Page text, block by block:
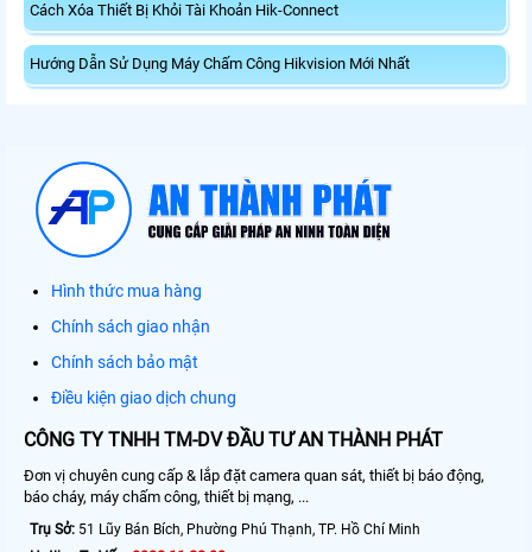
Cách Xóa Thiết Bị Khỏi Tài Khoản Hik-Connect
Hướng Dẫn Sử Dụng Máy Chấm Công Hikvision Mới Nhất
Hình thức mua hàng
Chính sách giao nhận
Chính sách bảo mật
Điều kiện giao dịch chung
CÔNG TY TNHH TM-DV ĐẦU TƯ AN THÀNH PHÁT
Đơn vị chuyên cung cấp & lắp đặt camera quan sát, thiết bị báo động,
báo cháy, máy chấm công, thiết bị mạng, ...
Trụ Sở: 51 Lũy Bán Bích, Phường Phú Thạnh, TP. Hồ Chí Minh